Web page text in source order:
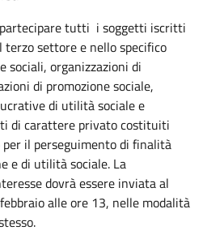
partecipare tutti i soggetti iscritti
terzo settore e nello specifico
sociali, organizzazioni di
di promozione sociale,
di utilità sociale e
di carattere privato costituiti
per il perseguimento di finalità
e di utilità sociale. La
dovrà essere inviata al
alle ore 13, nelle modalità